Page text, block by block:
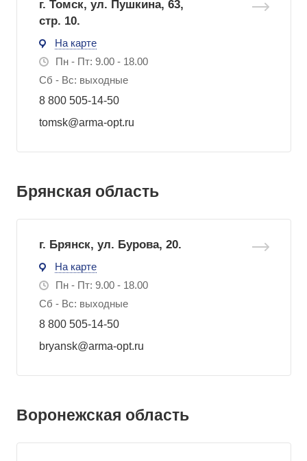
г. Томск, ул. Пушкина, 63,
стр. 10.
На карте
Пн - Пт: 9.00 - 18.00
Сб - Вс: выходные
8 800 505-14-50
tomsk@arma-opt.ru
Брянская область
г. Брянск, ул. Бурова, 20.
На карте
Пн - Пт: 9.00 - 18.00
Сб - Вс: выходные
8 800 505-14-50
bryansk@arma-opt.ru
Воронежская область